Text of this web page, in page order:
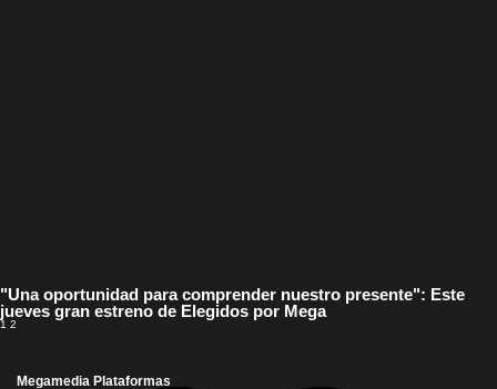
"Una oportunidad para comprender nuestro presente": Este
jueves gran estreno de Elegidos por Mega
1 2
Megamedia Plataformas